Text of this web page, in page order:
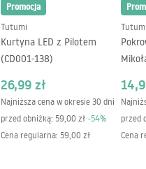
neutralna
4000K
IP20
biuro,
salon,
Promocja
Tutumi
Kurtyna LED z Pilotem
(CD001-138)
26,99 zł
Najniższa cena w okresie 30 dni
przed obniżką: 59,00 zł -54%
Cena regularna: 59,00 zł
Tutumi
przed
Cena